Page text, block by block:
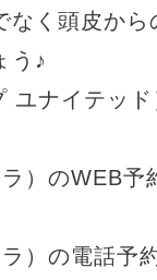
なく頭皮か
う♪